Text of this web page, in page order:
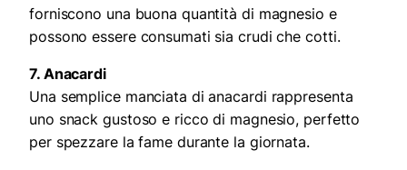
forniscono una buona quantità di magnesio e
possono essere consumati sia crudi che cotti.
7. Anacardi
Una semplice manciata di anacardi rappresenta
uno snack gustoso e ricco di magnesio, perfetto
per spezzare la fame durante la giornata.